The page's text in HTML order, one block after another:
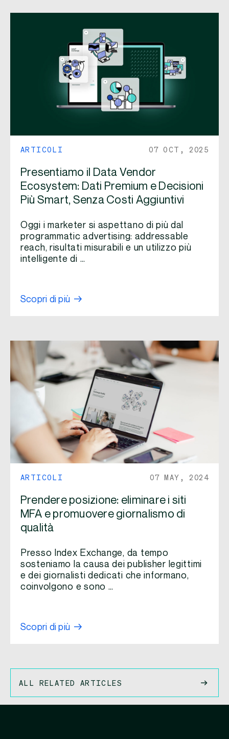
ARTICOLI 07 OCT, 2025
Presentiamo il Data Vendor
Ecosystem: Dati Premium e Decisioni
Più Smart, Senza Costi Aggiuntivi
Oggi i marketer si aspettano di più dal
programmatic advertising: addressable
reach, risultati misurabili e un utilizzo più
intelligente di …
Scopri di più
ARTICOLI 07 MAY, 2024
Prendere posizione: eliminare i siti
MFA e promuovere giornalismo di
qualità
Presso Index Exchange, da tempo
sosteniamo la causa dei publisher legittimi
e dei giornalisti dedicati che informano,
coinvolgono e sono …
Scopri di più
ALL RELATED ARTICLES